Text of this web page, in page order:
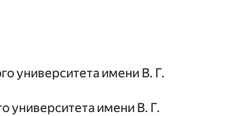
университета имени В. Г.
университета имени В. Г.